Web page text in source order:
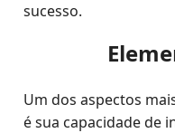
sucesso.
Um dos aspectos
é sua capacidade de